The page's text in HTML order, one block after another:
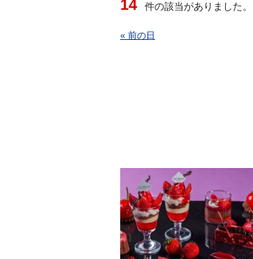
14 件の該当がありました。
« 前の日